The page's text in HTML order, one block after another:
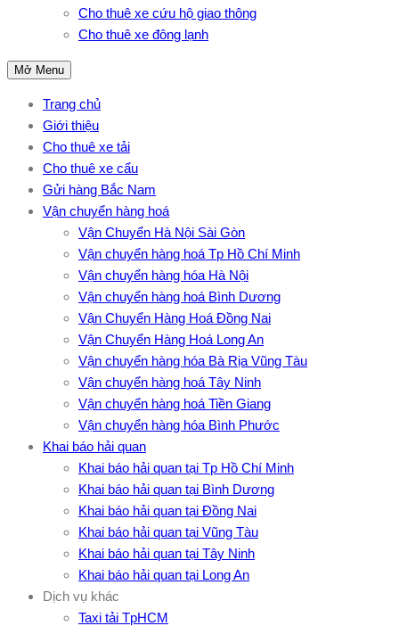
Cho thuê xe cứu hộ giao thông
Cho thuê xe đông lạnh
Mở Menu
Trang chủ
Giới thiệu
Cho thuê xe tải
Cho thuê xe cẩu
Gửi hàng Bắc Nam
Vận chuyển hàng hoá
Vận Chuyển Hà Nội Sài Gòn
Vận chuyển hàng hoá Tp Hồ Chí Minh
Vận chuyển hàng hóa Hà Nội
Vận chuyển hàng hoá Bình Dương
Vận Chuyển Hàng Hoá Đồng Nai
Vận Chuyển Hàng Hoá Long An
Vận chuyển hàng hóa Bà Rịa Vũng Tàu
Vận chuyển hàng hoá Tây Ninh
Vận chuyển hàng hoá Tiền Giang
Vận chuyển hàng hóa Bình Phước
Khai báo hải quan
Khai báo hải quan tại Tp Hồ Chí Minh
Khai báo hải quan tại Bình Dương
Khai báo hải quan tại Đồng Nai
Khai báo hải quan tại Vũng Tàu
Khai báo hải quan tại Tây Ninh
Khai báo hải quan tại Long An
Dịch vụ khác
Taxi tải TpHCM